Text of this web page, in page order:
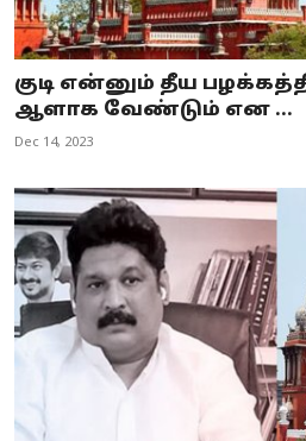
குடி என்னும் தீய
ஆளாக வேண்டும் என ...
Dec 14, 2023